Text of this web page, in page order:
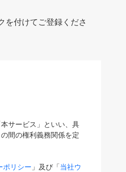
を付けてご登録くださ
サービス」といい、具
間の権利義務関係を定
ポリシー 」及び「当社ウ